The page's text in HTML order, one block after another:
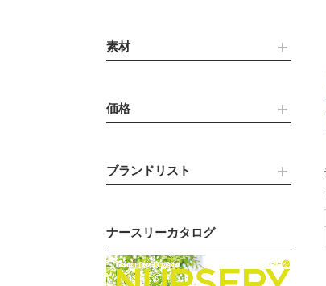
素材
価格
ブランドリスト
ナースリーカタログ